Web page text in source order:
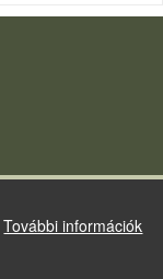
További információk